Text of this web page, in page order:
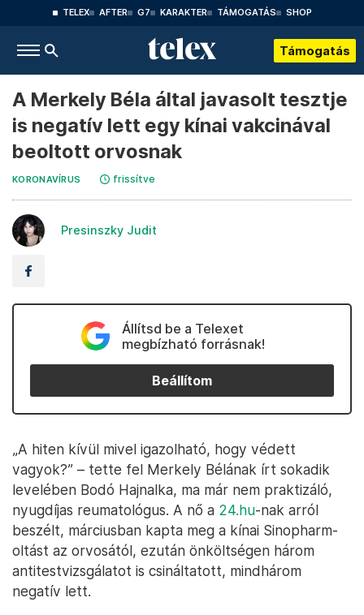
TELEX AFTER G7 KARAKTER TÁMOGATÁS SHOP
Támogatás
A Merkely Béla által javasolt tesztje
is negatív lett egy kínai vakcinával
beoltott orvosnak
KORONAVÍRUS frissítve
Presinszky Judit
Állítsd be a Telexet
megbízható forrásnak!
Beállítom
„A hiten kívül mivel igazolható, hogy védett
vagyok?” – tette fel Merkely Bélának írt sokadik
levelében Bodó Hajnalka, ma már nem praktizáló,
nyugdíjas reumatológus. A nő a 24.hu-nak arról
beszélt, márciusban kapta meg a kínai Sinopharm-
oltást az orvosától, ezután önköltségen három
antitestvizsgálatot is csináltatott, mindhárom
negatív lett.